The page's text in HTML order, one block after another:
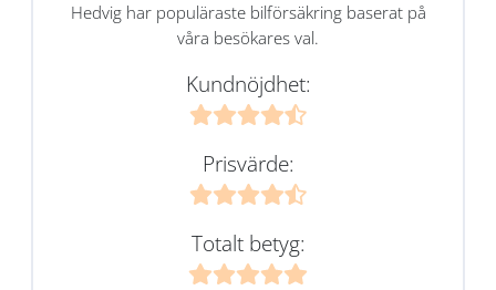
Hedvig har populäraste bilförsäkring baserat på
våra besökares val.
Kundnöjdhet:
Prisvärde:
Totalt betyg: